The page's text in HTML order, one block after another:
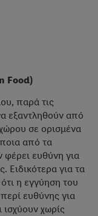
Food)
παρά τις
εξαντληθούν από
σε ορισμένα
από τα
φέρει ευθύνη για
Ειδικότερα για τα
η εγγύηση του
ευθύνης για
χωρίς